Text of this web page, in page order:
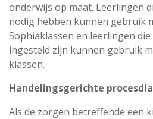
onderwijs op maat. Leerlingen
nodig hebben kunnen gebruik
Sophiaklassen en leerlingen
ingesteld zijn kunnen gebruik
klassen.
Handelingsgerichte
Als de zorgen betreffende een